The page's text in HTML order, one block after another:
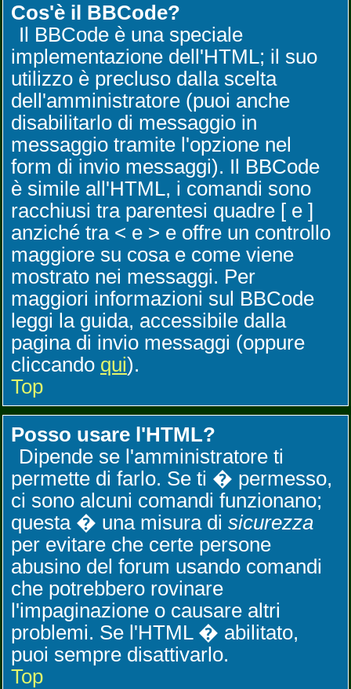
Cos'è il BBCode?
Il BBCode è una speciale
implementazione dell'HTML; il suo
utilizzo è precluso dalla scelta
dell'amministratore (puoi anche
disabilitarlo di messaggio in
messaggio tramite l'opzione nel
form di invio messaggi). Il BBCode
è simile all'HTML, i comandi sono
racchiusi tra parentesi quadre [ e ]
anziché tra < e > e offre un controllo
maggiore su cosa e come viene
mostrato nei messaggi. Per
maggiori informazioni sul BBCode
leggi la guida, accessibile dalla
pagina di invio messaggi (oppure
cliccando qui).
Top
Posso usare l'HTML?
Dipende se l'amministratore ti
permette di farlo. Se ti � permesso,
ci sono alcuni comandi funzionano;
questa � una misura di sicurezza
per evitare che certe persone
abusino del forum usando comandi
che potrebbero rovinare
l'impaginazione o causare altri
problemi. Se l'HTML � abilitato,
puoi sempre disattivarlo.
Top